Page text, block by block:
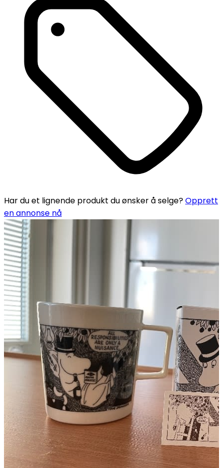
Har du et lignende produkt du ønsker å selge?Opprett
en annonse nå